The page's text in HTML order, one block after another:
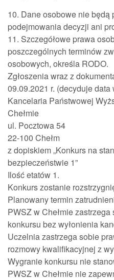
10. Dane osobowe nie będą
podejmowania decyzji ani
11. Szczegółowe prawa
poszczególnych terminów
osobowych, określa RODO.
Zgłoszenia wraz z
09.09.2021 r. (decyduje
Kancelaria Państwowej
Chełmie
ul. Pocztowa 54
22-100 Chełm
z dopiskiem „Konkurs na
bezpieczeństwie 1”
Ilość etatów 1.
Konkurs zostanie
Planowany termin
PWSZ w Chełmie
konkursu bez wyłonienia
Uczelnia zastrzega sobie
rozmowy kwalifikacyjnej z
Wygranie konkursu nie
PWSZ w Chełmie nie